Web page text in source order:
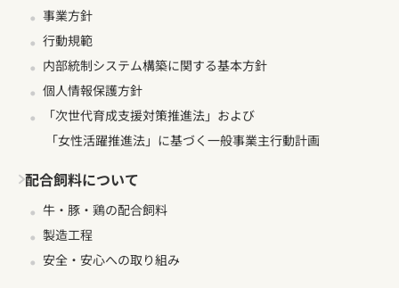
事業方針
行動規範
内部統制システム構築に関する基本方針
個人情報保護方針
「次世代育成支援対策推進法」および
「女性活躍推進法」に基づく一般事業主行動計画
配合飼料について
牛・豚・鶏の配合飼料
製造工程
安全・安心への取り組み